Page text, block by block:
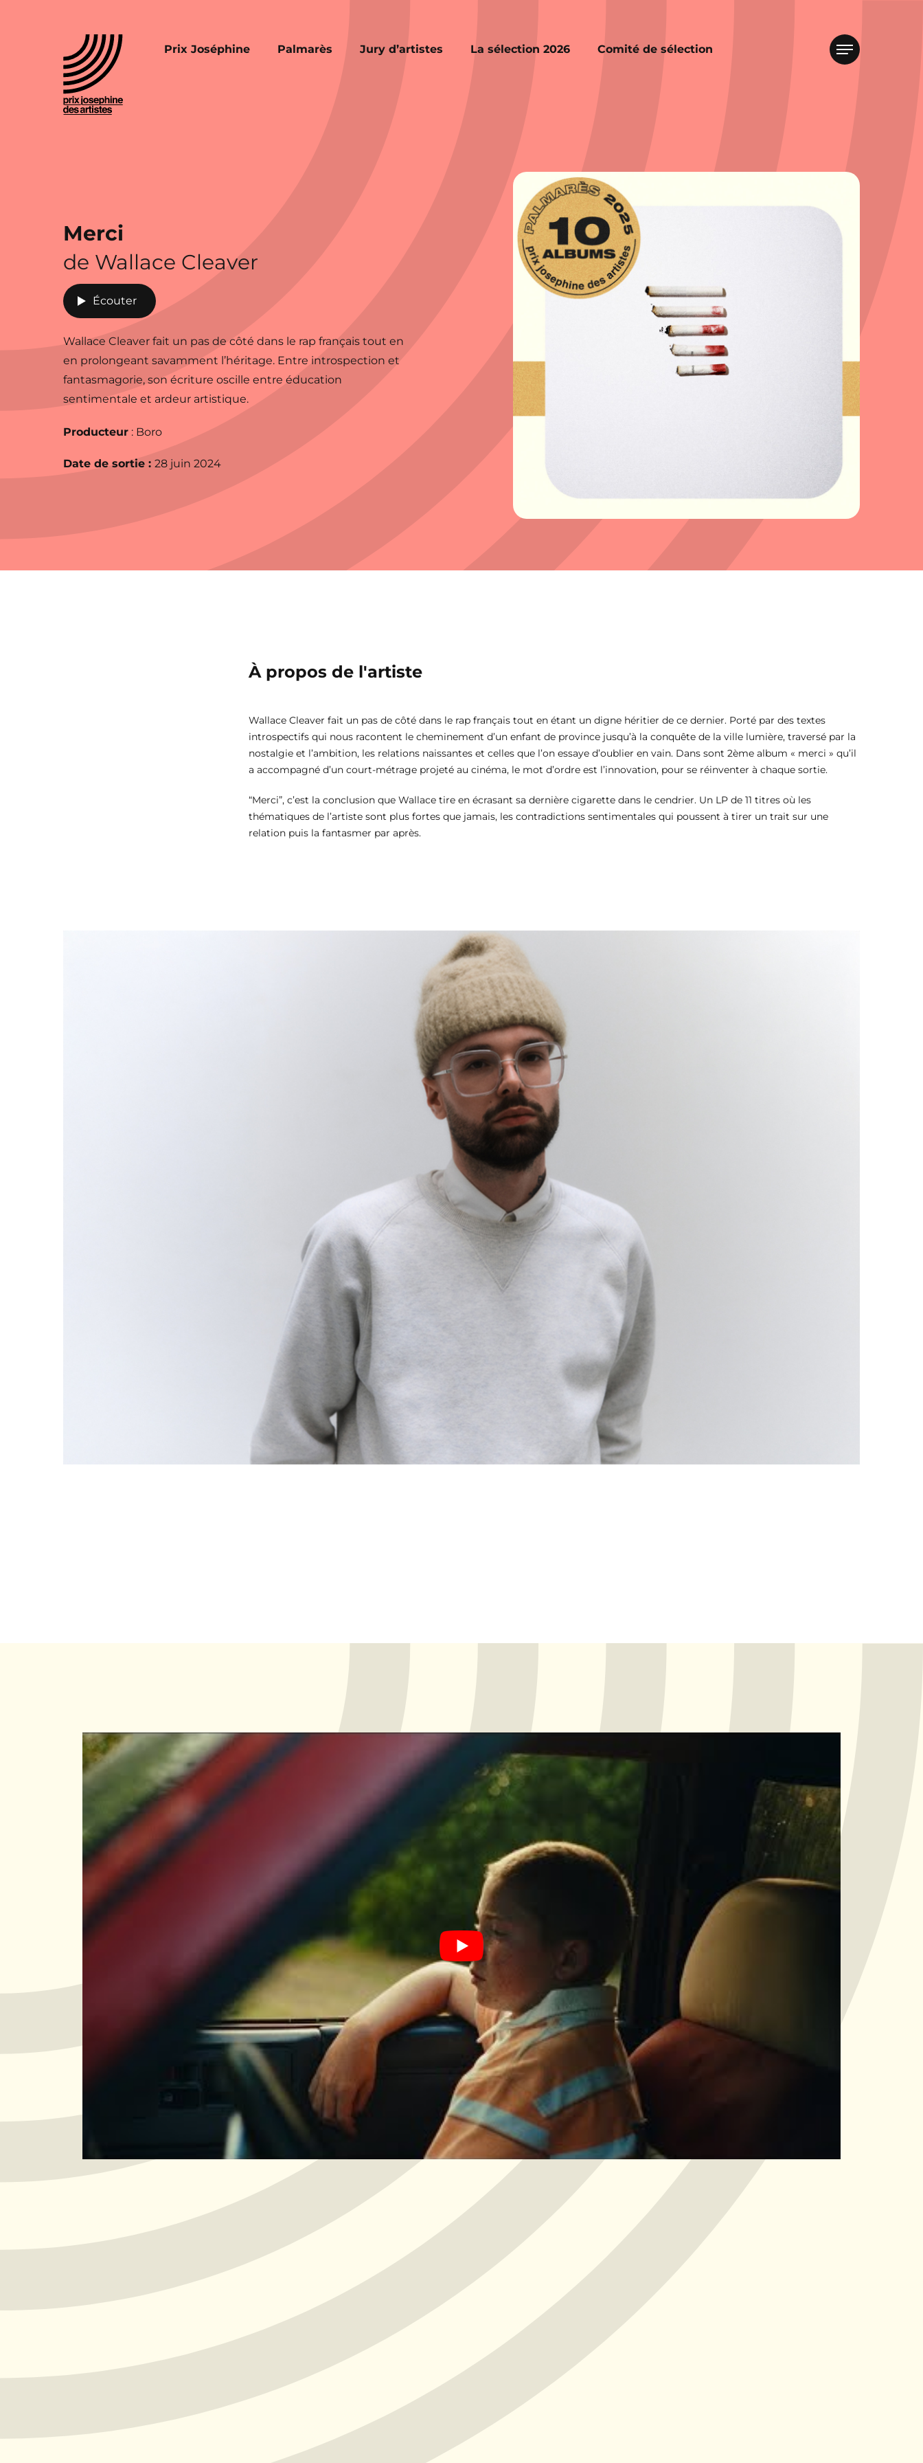
Prix Joséphine Palmarès Jury d’artistes La sélection 2026 Comité de sélection
Merci
de Wallace Cleaver
Écouter
Wallace Cleaver fait un pas de côté dans le rap français tout en
en prolongeant savamment l’héritage. Entre introspection et
fantasmagorie, son écriture oscille entre éducation
sentimentale et ardeur artistique.
Producteur : Boro
Date de sortie : 28 juin 2024
À propos de l'artiste
Wallace Cleaver fait un pas de côté dans le rap français tout en étant un digne héritier de ce dernier. Porté par des textes
introspectifs qui nous racontent le cheminement d’un enfant de province jusqu’à la conquête de la ville lumière, traversé par la
nostalgie et l’ambition, les relations naissantes et celles que l’on essaye d’oublier en vain. Dans sont 2ème album « merci » qu’il
a accompagné d’un court-métrage projeté au cinéma, le mot d’ordre est l’innovation, pour se réinventer à chaque sortie.
“Merci”, c’est la conclusion que Wallace tire en écrasant sa dernière cigarette dans le cendrier. Un LP de 11 titres où les
thématiques de l’artiste sont plus fortes que jamais, les contradictions sentimentales qui poussent à tirer un trait sur une
relation puis la fantasmer par après.